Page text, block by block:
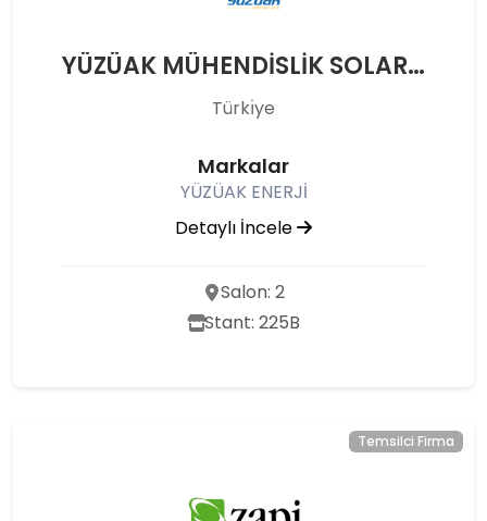
YÜZÜAK MÜHENDİSLİK SOLAR ENERJİ - SEYİDİ HARUN YÜZÜAK
Türkı̇ye
Markalar
YÜZÜAK ENERJİ
Detaylı İncele
Salon: 2
Stant: 225B
Temsilci Firma